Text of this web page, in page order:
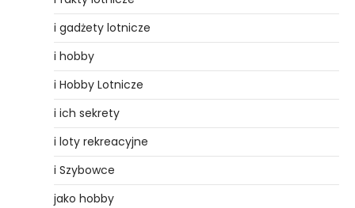
i gadżety lotnicze
i hobby
i Hobby Lotnicze
i ich sekrety
i loty rekreacyjne
i Szybowce
jako hobby